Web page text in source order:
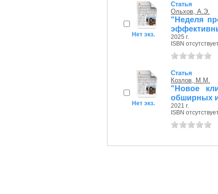
Нет экз.
Статья
Ольхов, А.Э.
"Неделя
2025 г.
ISBN
Нет экз.
Статья
Козлов, М.М.
"Новое
обширных
2021 г.
ISBN